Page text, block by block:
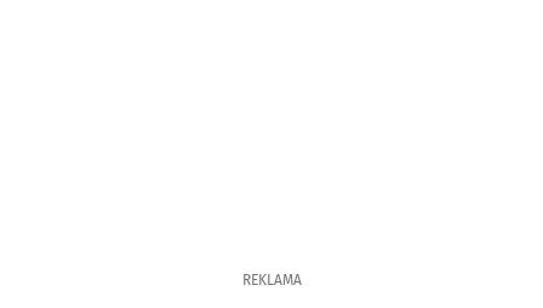
REKLAMA